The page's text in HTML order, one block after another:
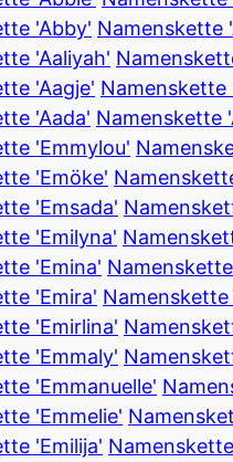
'Abby' Namenskette
'Aaliyah'
'Aagje' Namenskette
'Aada' Namenskette
'Emmylou'
'Emöke'
'Emsada'
'Emilyna'
'Emina'
'Emira'
'Emirlina'
'Emmaly'
'Emmanuelle'
'Emmelie'
'Emilija'